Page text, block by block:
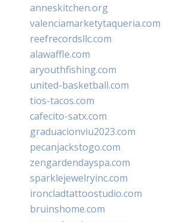
anneskitchen.org
valenciamarketytaqueria.com
reefrecordsllc.com
alawaffle.com
aryouthfishing.com
united-basketball.com
tios-tacos.com
cafecito-satx.com
graduacionviu2023.com
pecanjackstogo.com
zengardendayspa.com
sparklejewelryinc.com
ironcladtattoostudio.com
bruinshome.com